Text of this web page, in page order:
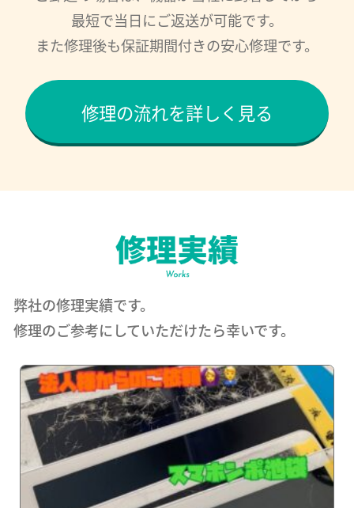
最短で当日にご返送が可能です。
また修理後も保証期間付きの安心修理です。
修理の流れを詳しく見る
弊社の修理実績です。
修理のご参考にしていただけたら幸いです。